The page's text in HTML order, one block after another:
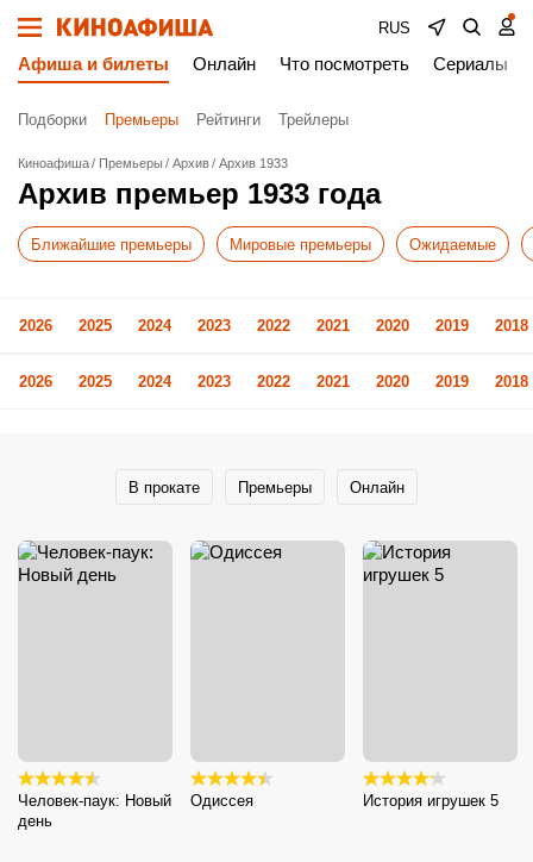
RUS
Афиша и билеты Онлайн Что посмотреть Сериалы
Подборки Премьеры Рейтинги Трейлеры
Киноафиша Премьеры Архив Архив 1933
Архив премьер 1933 года
Ближайшие премьеры Мировые премьеры Ожидаемые
2026 2025 2024 2023 2022 2021 2020 2019 2018
2026 2025 2024 2023 2022 2021 2020 2019 2018
В прокате Премьеры Онлайн
Человек-паук: Новый
день
Одиссея История игрушек 5